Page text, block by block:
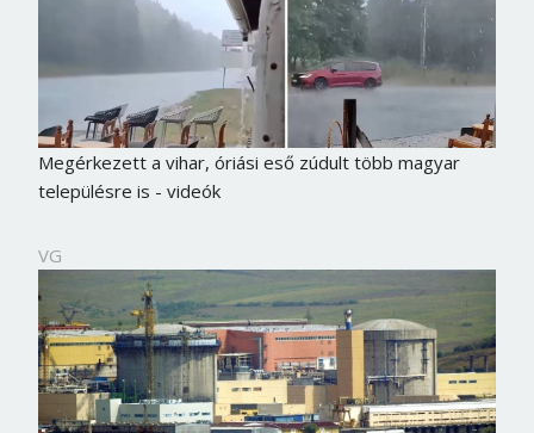
Megérkezett a vihar, óriási eső zúdult több magyar
településre is - videók
VG